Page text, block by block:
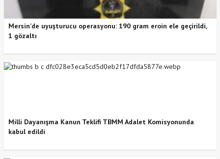
Mersin’de uyuşturucu operasyonu: 190 gram eroin ele geçirildi,
1 gözaltı
Milli Dayanışma Kanun Teklifi TBMM Adalet Komisyonunda
kabul edildi